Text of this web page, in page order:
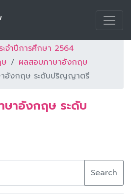
จำปีการศึกษา 2564
ผลสอบภาษาอังกฤษ
อังกฤษ ระดับปริญญาตรี
าอังกฤษ ระดับ
Search